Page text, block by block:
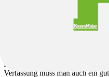
Neben der Grundvoraussetzung
Verfassung muss man auch ein